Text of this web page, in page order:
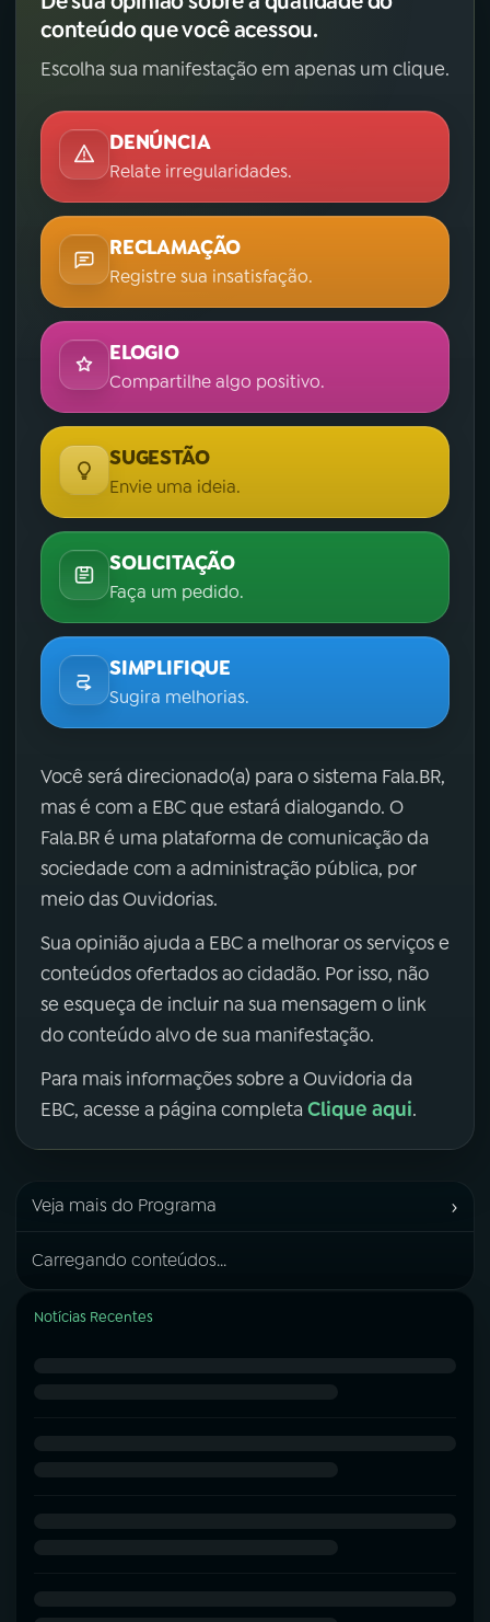
conteúdo que você acessou.
Escolha sua manifestação em apenas um clique.
DENÚNCIA
Relate irregularidades.
RECLAMAÇÃO
Registre sua insatisfação.
ELOGIO
Compartilhe algo positivo.
SUGESTÃO
Envie uma ideia.
SOLICITAÇÃO
Faça um pedido.
SIMPLIFIQUE
Sugira melhorias.
Você será direcionado(a) para o sistema Fala.BR,
mas é com a EBC que estará dialogando. O
Fala.BR é uma plataforma de comunicação da
sociedade com a administração pública, por
meio das Ouvidorias.
Sua opinião ajuda a EBC a melhorar os serviços e
conteúdos ofertados ao cidadão. Por isso, não
se esqueça de incluir na sua mensagem o link
do conteúdo alvo de sua manifestação.
Para mais informações sobre a Ouvidoria da
EBC, acesse a página completa Clique aqui.
Veja mais do Programa ›
Carregando conteúdos...
Notícias Recentes